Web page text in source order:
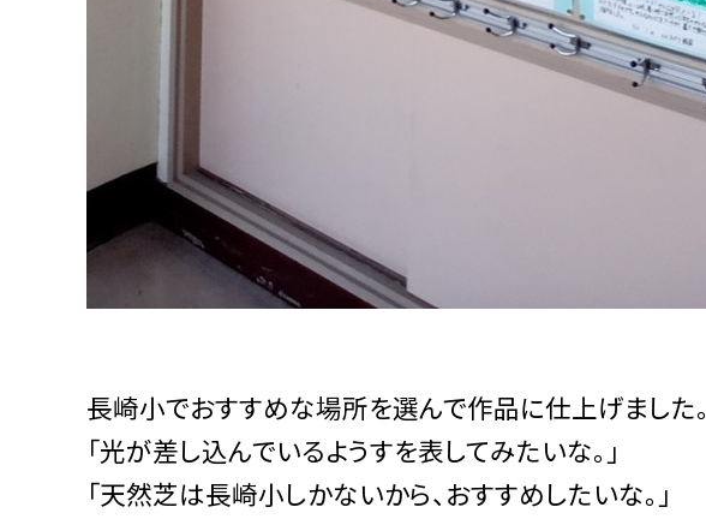
長崎小でおすすめな場所を選んで作品に仕上げました。
「光が差し込んでいるようすを表してみたいな。」
「天然芝は長崎小しかないから、おすすめしたいな。」